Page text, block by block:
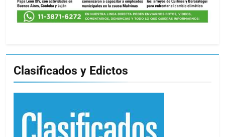
Clasificados y Edictos